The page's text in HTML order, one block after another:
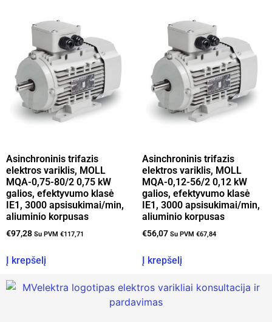
Asinchroninis trifazis
elektros variklis, MOLL
MQA-0,75-80/2 0,75 kW
galios, efektyvumo klasė
IE1, 3000 apsisukimai/min,
aliuminio korpusas
€97,28 Su PVM €117,71
Į krepšelį
Asinchroninis trifazis
elektros variklis, MOLL
MQA-0,12-56/2 0,12 kW
galios, efektyvumo klasė
IE1, 3000 apsisukimai/min,
aliuminio korpusas
€56,07 Su PVM €67,84
Į krepšelį